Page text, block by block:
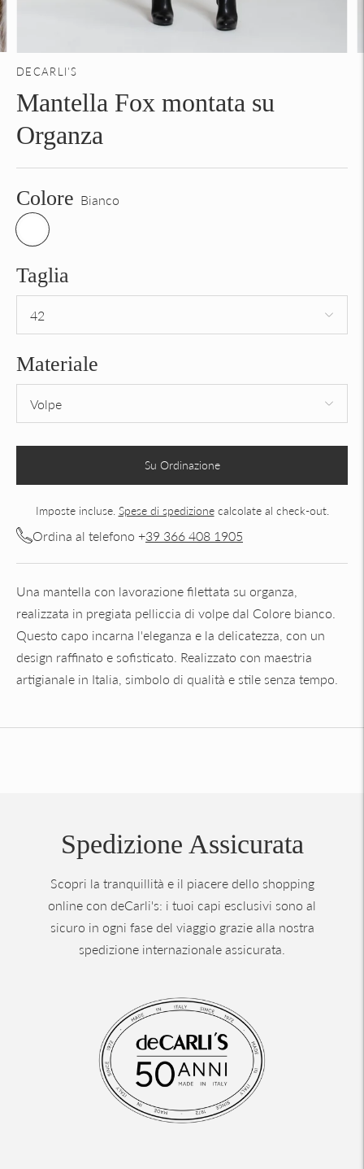
DECARLI'S
Mantella Fox montata su
Organza
Colore Bianco
Taglia
Materiale
Su Ordinazione
Imposte incluse. Spese di spedizionecalcolate al check-out.
Ordina al telefono +39 366 408 1905
Una mantella con lavorazione filettata su organza,
realizzata in pregiata pelliccia di volpe dal Colore bianco.
Questo capo incarna l'eleganza e la delicatezza, con un
design raffinato e sofisticato. Realizzato con maestria
artigianale in Italia, simbolo di qualità e stile senza tempo.
un
Spedizione Assicurata
Scopri la tranquillità e il piacere dello shopping
online con deCarli's: i tuoi capi esclusivi sono al
sicuro in ogni fase del viaggio grazie alla nostra
spedizione internazionale assicurata.